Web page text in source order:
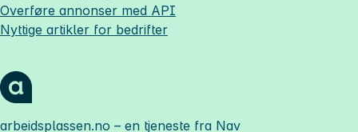
Overføre annonser med API
Nyttige artikler for bedrifter
arbeidsplassen.no – en tjeneste fra Nav